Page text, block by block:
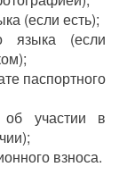
(если есть);
языка (если
паспортного
об участии в
взноса.